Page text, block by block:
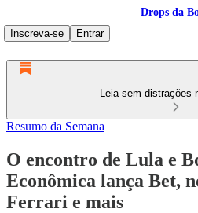
Drops da
Inscreva-se
Entrar
Leia sem distrações
Resumo da Semana
O encontro de Lula e
Econômica lança Bet,
Ferrari e mais